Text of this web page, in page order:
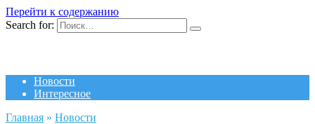
Перейти к содержанию
Search for:
Новости
Интересное
Главная » Новости